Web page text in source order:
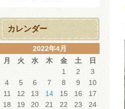
カレンダー
2022年4月
月
火 水 木 金 土
日
1
2
3
4
5 6 7 8 9
10
11
12 13 14 15 16
17
18
19 20 21 22 23
24